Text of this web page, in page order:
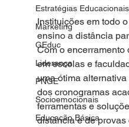
Estratégias Educacionais
Marketing
GEduc
Liderança
PNGE
Socioemocionais
Educação Básica
Instituições em todo
ensino a distância
Com o
em escolas e
uma ótima
dos cronogramas
ferramentas e
distância e de provas